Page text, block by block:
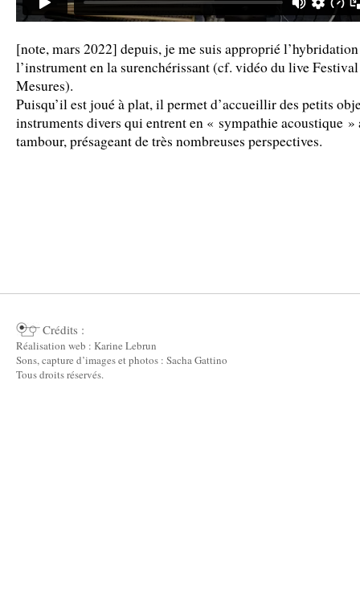
[note, mars 2022] depuis, je me suis approprié
l’instrument en la surenchérissant (cf. vidéo du live
Mesures).
Puisqu’il est joué à plat, il permet d’accueillir des petits
instruments divers qui entrent en « sympathie acoustique »
tambour, présageant de très nombreuses perspectives.
Crédits :
Réalisation web : Karine Lebrun
Sons, capture d’images et photos : Sacha Gattino
Tous droits réservés.